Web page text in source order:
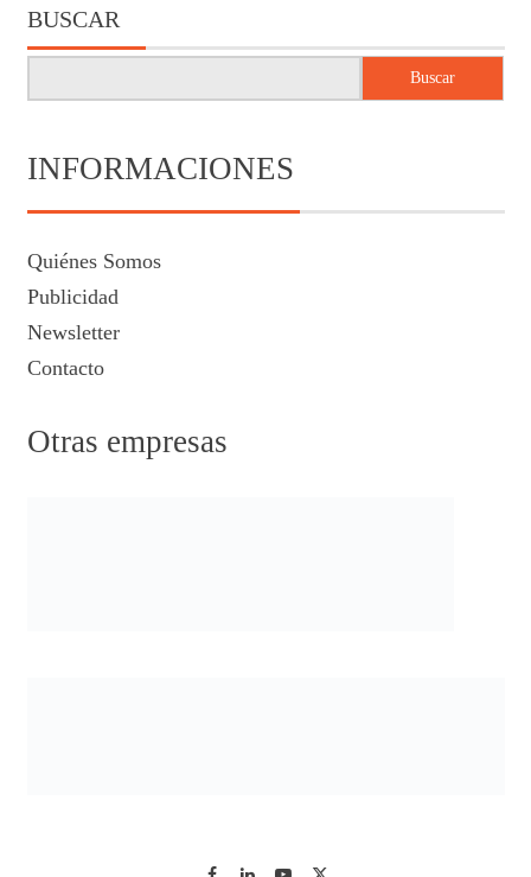
BUSCAR
Buscar
INFORMACIONES
Quiénes Somos
Publicidad
Newsletter
Contacto
Otras empresas